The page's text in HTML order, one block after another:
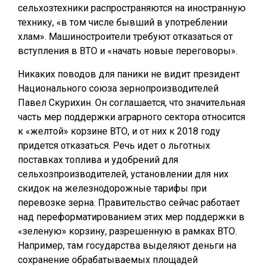
сельхозтехники распространяются на иностранную
технику, «в том числе бывший в употреблении
хлам». Машиностроители требуют отказаться от
вступления в ВТО и «начать новые переговоры».
Никаких поводов для паники не видит президент
Национального союза зернопроизводителей
Павел Скурихин. Он соглашается, что значительная
часть мер поддержки аграрного сектора относится
к «желтой» корзине ВТО, и от них к 2018 году
придется отказаться. Речь идет о льготных
поставках топлива и удобрений для
сельхозпроизводителей, установлении для них
скидок на железнодорожные тарифы при
перевозке зерна. Правительство сейчас работает
над переформатированием этих мер поддержки в
«зеленую» корзину, разрешенную в рамках ВТО.
Например, там государства выделяют деньги на
сохранение обрабатываемых площадей